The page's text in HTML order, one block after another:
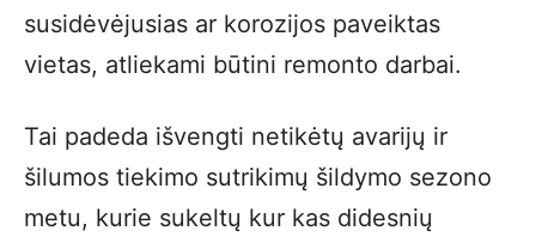
susidėvėjusias ar korozijos paveiktas
vietas, atliekami būtini remonto darbai.
Tai padeda išvengti netikėtų avarijų ir
šilumos tiekimo sutrikimų šildymo sezono
metu, kurie sukeltų kur kas didesnių